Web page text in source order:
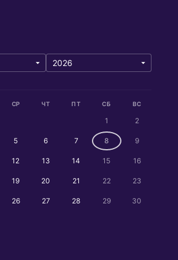
СР ЧТ ПТ СБ ВС
1 2
5 6 7 8 9
12 13 14 15 16
19 20 21 22 23
26 27 28 29 30